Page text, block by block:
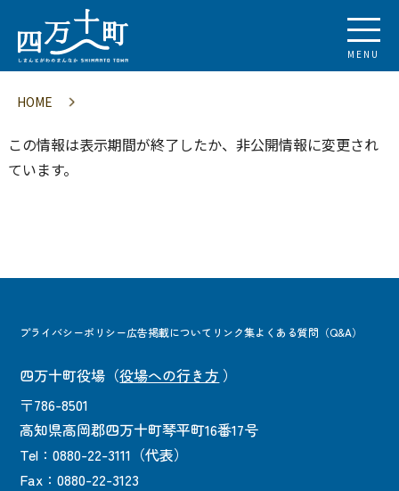
MENU
HOME
この情報は表示期間が終了したか、非公開情報に変更され
ています。
プライバシーポリシー広告掲載について リンク集よくある質問（Q&A）
四万十町役場 （役場への行き方 ）
〒786-8501
高知県高岡郡四万十町琴平町16番17号
Tel：0880-22-3111（代表）
Fax：0880-22-3123